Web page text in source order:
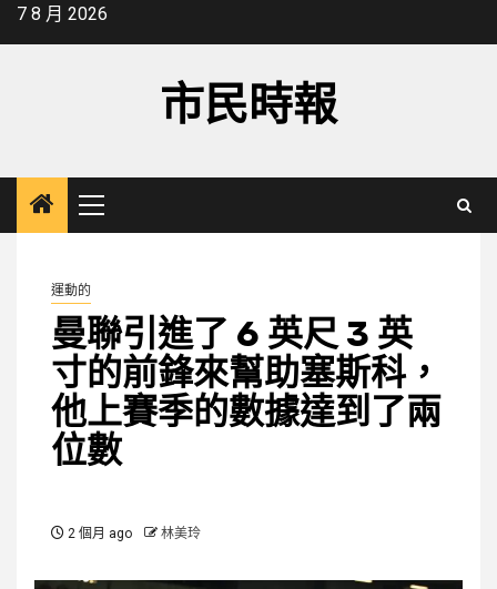
Skip7 8 月 2026
市民時報
Primary
Menu
運動的
曼聯引進了 6 英尺 3 英
寸的前鋒來幫助塞斯科，
他上賽季的數據達到了兩
位數
2 個月 ago 林美玲